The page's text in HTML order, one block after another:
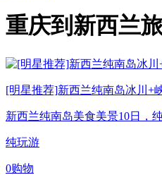
重庆到新西兰
[明星推荐]新西兰纯南岛冰川+
新西兰纯南岛美食美景10日，
纯玩游
0购物